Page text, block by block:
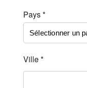
Pays *
Ville *